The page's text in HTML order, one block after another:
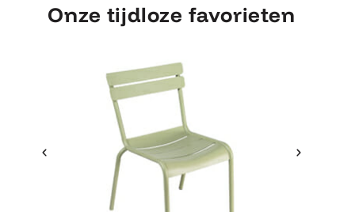
Onze tijdloze favorieten